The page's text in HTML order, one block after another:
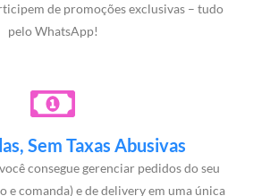
de promoções exclusivas – tudo
pelo WhatsApp!
Sem Taxas Abusivas
consegue gerenciar pedidos do seu
e comanda) e de delivery em uma única